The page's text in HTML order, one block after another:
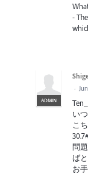
-
ADMIN
·
い
こ
問
ば
お